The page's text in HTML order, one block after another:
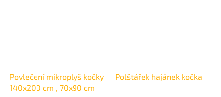
Povlečení mikroplyš kočky
140x200 cm , 70x90 cm
Polštářek hajánek kočka